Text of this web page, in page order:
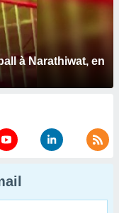
à Narathiwat, en